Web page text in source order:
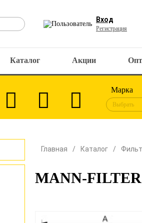
Вход
Регистрация
Каталог Акции
Марка
Выбрать
Главная Каталог
MANN-